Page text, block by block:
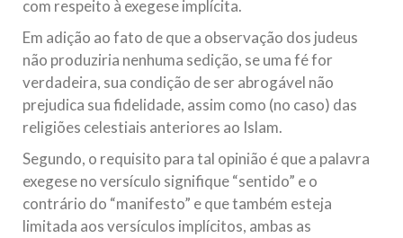
com respeito à exegese implícita.
Em adição ao fato de que a observação dos judeus
não produziria nenhuma sedição, se uma fé for
verdadeira, sua condição de ser abrogável não
prejudica sua fidelidade, assim como (no caso) das
religiões celestiais anteriores ao Islam.
Segundo, o requisito para tal opinião é que a palavra
exegese no versículo signifique “sentido” e o
contrário do “manifesto” e que também esteja
limitada aos versículos implícitos, ambas as